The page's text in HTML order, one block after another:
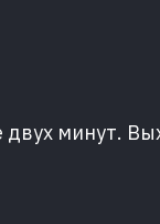
минут.